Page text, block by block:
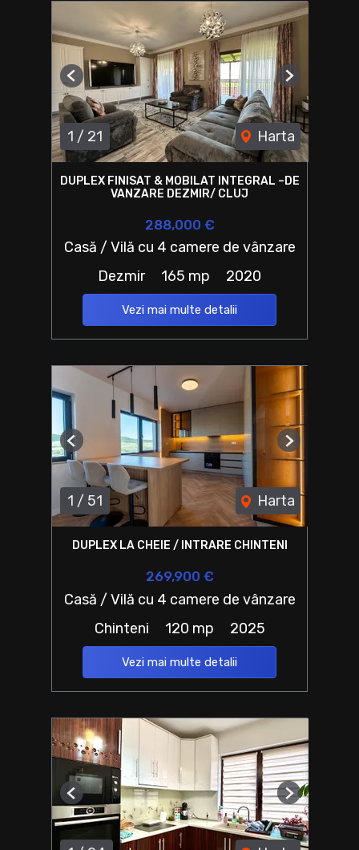
1 / 21 Harta
Previous Next
DUPLEX FINISAT & MOBILAT INTEGRAL –DE
VANZARE DEZMIR/ CLUJ
288,000 €
Casă / Vilă cu 4 camere de vânzare
Dezmir
165 mp 2020
Vezi mai multe detalii
1 / 51 Harta
Previous Next
DUPLEX LA CHEIE / INTRARE CHINTENI
269,900 €
Casă / Vilă cu 4 camere de vânzare
Chinteni
120 mp 2025
Vezi mai multe detalii
Previous Next